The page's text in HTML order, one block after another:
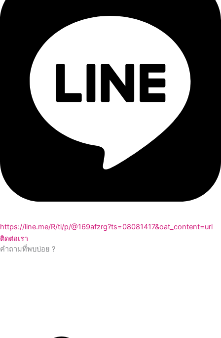
https://line.me/R/ti/p/@169afzrg?ts=08081417&oat_content=url
ติดต่อเรา
คำถามที่พบบ่อย ?